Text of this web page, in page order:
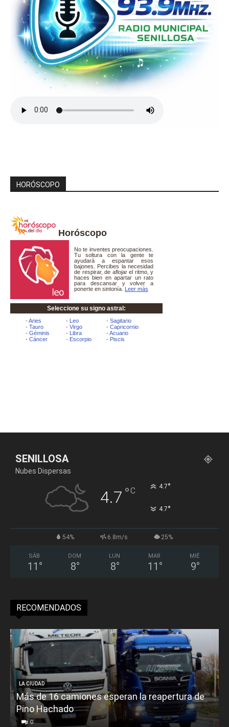
HORÓSCOPO
Horóscopo
SENILLOSA
Nubes Dispersas
4.7 °C 4.7°
4.7°
54% 6.8m/s 25%
SÁB
11 °
DOM
8°
LUN
8°
MAR
11 °
MIÉ
9°
RECOMENDADOS
LA CIUDAD
Más de 16 camiones esperan la reapertura de
Pino Hachado
0